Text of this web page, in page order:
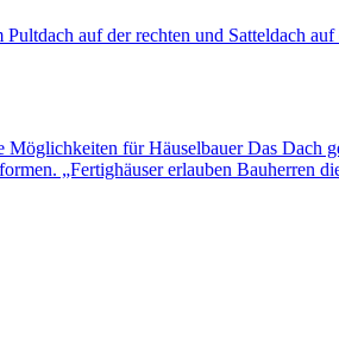
für Häuselbauer Das Dach
„Fertighäuser erlauben